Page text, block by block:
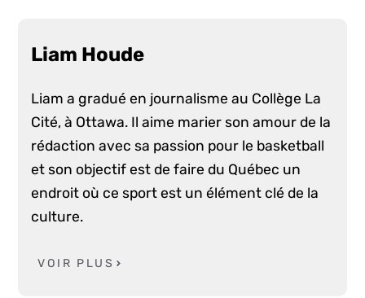
Liam Houde
Liam a gradué en journalisme au Collège La
Cité, à Ottawa. Il aime marier son amour de la
rédaction avec sa passion pour le basketball
et son objectif est de faire du Québec un
endroit où ce sport est un élément clé de la
culture.
VOIR PLUS